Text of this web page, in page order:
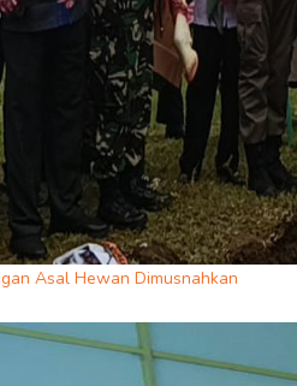
Asal Hewan Dimusnahkan